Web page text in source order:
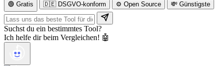
🟢 Gratis 🇩🇪 DSGVO-konform ⚙️ Open Source 💸 Günstigste
Suchst du ein bestimmtes Tool?
Ich helfe dir beim Vergleichen! 🤖